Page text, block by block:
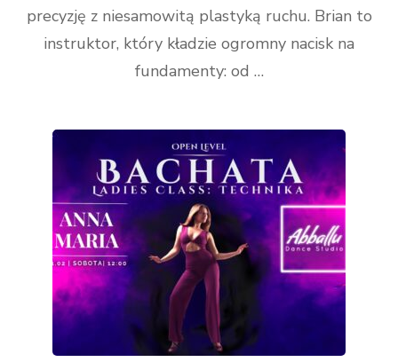
precyzję z niesamowitą plastyką ruchu. Brian to
instruktor, który kładzie ogromny nacisk na
fundamenty: od …